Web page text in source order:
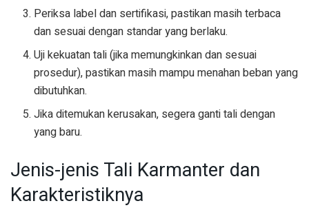
Periksa label dan sertifikasi, pastikan masih terbaca
dan sesuai dengan standar yang berlaku.
Uji kekuatan tali (jika memungkinkan dan sesuai
prosedur), pastikan masih mampu menahan beban yang
dibutuhkan.
Jika ditemukan kerusakan, segera ganti tali dengan
yang baru.
Jenis-jenis Tali Karmanter dan
Karakteristiknya